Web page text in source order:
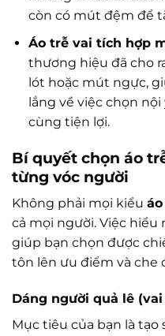
còn có mút đệm để
Áo trễ vai tích hợp
thương hiệu đã cho
lót hoặc mút ngực,
lắng về việc chọn
cùng tiện lợi.
Bí quyết chọn áo
từng vóc người
Không phải mọi kiểu
cả mọi người. Việc hiểu
giúp bạn chọn được
tôn lên ưu điểm và che
Dáng người quả lê
Mục tiêu của bạn là tạo